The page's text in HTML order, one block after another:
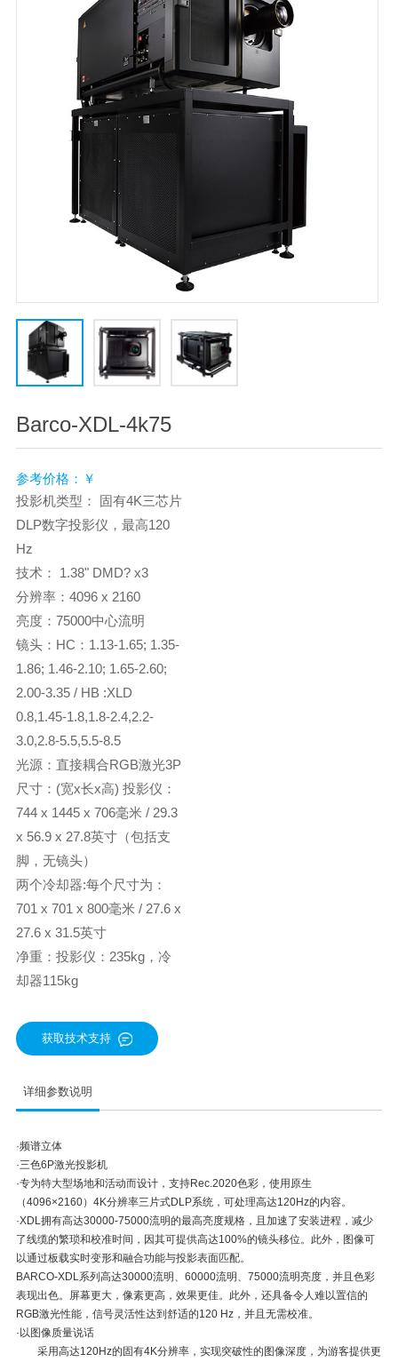
Barco-XDL-4k75
参考价格：￥
投影机类型： 固有4K三芯片
DLP数字投影仪，最高120
Hz
技术： 1.38" DMD? x3
分辨率：4096 x 2160
亮度：75000中心流明
镜头：HC：1.13-1.65; 1.35-
1.86; 1.46-2.10; 1.65-2.60;
2.00-3.35 / HB :XLD
0.8,1.45-1.8,1.8-2.4,2.2-
3.0,2.8-5.5,5.5-8.5
光源：直接耦合RGB激光3P
尺寸：(宽x长x高) 投影仪：
744 x 1445 x 706毫米 / 29.3
x 56.9 x 27.8英寸（包括支
脚，无镜头）
两个冷却器:每个尺寸为：
701 x 701 x 800毫米 / 27.6 x
27.6 x 31.5英寸
净重：投影仪：235kg，冷
却器115kg
获取技术支持
详细参数说明
·频谱立体
·三色6P激光投影机
·专为特大型场地和活动而设计，支持Rec.2020色彩，使用原生
（4096×2160）4K分辨率三片式DLP系统，可处理高达120Hz的内容。
·XDL拥有高达30000-75000流明的最高亮度规格，且加速了安装进程，减少
了线缆的繁琐和校准时间，因其可提供高达100%的镜头移位。此外，图像可
以通过板载实时变形和融合功能与投影表面匹配。
BARCO-XDL系列高达30000流明、60000流明、75000流明亮度，并且色彩
表现出色。屏幕更大，像素更高，效果更佳。此外，还具备令人难以置信的
RGB激光性能，信号灵活性达到舒适的120 Hz，并且无需校准。
·以图像质量说话
采用高达120Hz的固有4K分辨率，实现突破性的图像深度，为游客提供更